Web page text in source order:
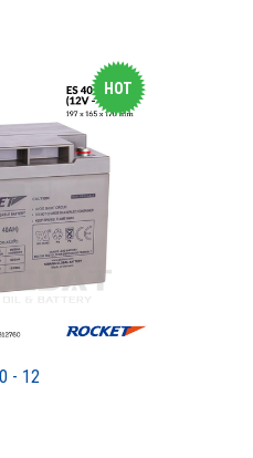
HOT
- 12